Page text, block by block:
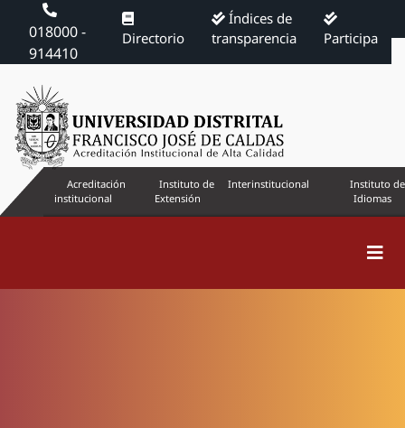
018000 -
914410
Directorio
Índices de
transparencia
Participa
Acreditación
institucional
Instituto de
Extensión
Interinstitucional
Instituto de
Idiomas